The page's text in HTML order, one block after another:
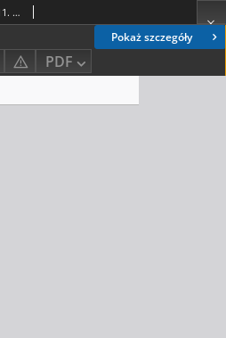
Pokaż szczegóły
PDF
Głos : tygodnik nowohucki, 2001. 11. 16, nr 46